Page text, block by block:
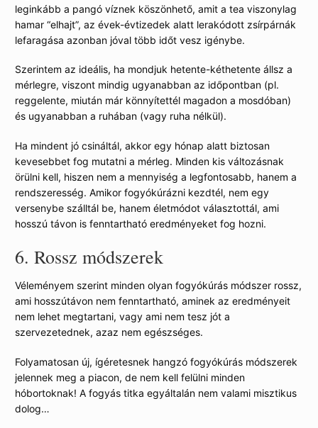
leginkább a pangó víznek köszönhető, amit a tea viszonylag
hamar “elhajt”, az évek-évtizedek alatt lerakódott zsírpárnák
lefaragása azonban jóval több időt vesz igénybe.
Szerintem az ideális, ha mondjuk hetente-kéthetente állsz a
mérlegre, viszont mindig ugyanabban az időpontban (pl.
reggelente, miután már könnyítettél magadon a mosdóban)
és ugyanabban a ruhában (vagy ruha nélkül).
Ha mindent jó csináltál, akkor egy hónap alatt biztosan
kevesebbet fog mutatni a mérleg. Minden kis változásnak
örülni kell, hiszen nem a mennyiség a legfontosabb, hanem a
rendszeresség. Amikor fogyókúrázni kezdtél, nem egy
versenybe szálltál be, hanem életmódot választottál, ami
hosszú távon is fenntartható eredményeket fog hozni.
6. Rossz módszerek
Véleményem szerint minden olyan fogyókúrás módszer rossz,
ami hosszútávon nem fenntartható, aminek az eredményeit
nem lehet megtartani, vagy ami nem tesz jót a
szervezetednek, azaz nem egészséges.
Folyamatosan új, ígéretesnek hangzó fogyókúrás módszerek
jelennek meg a piacon, de nem kell felülni minden
hóbortoknak! A fogyás titka egyáltalán nem valami misztikus
dolog…